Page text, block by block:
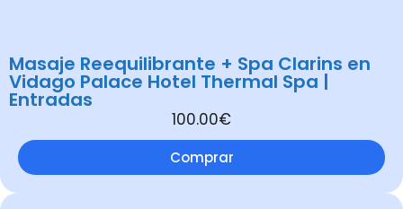
Masaje Reequilibrante + Spa Clarins en
Vidago Palace Hotel Thermal Spa |
Entradas
100.00€
Comprar